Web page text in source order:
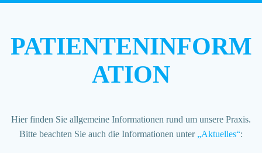
PATIENTENINFORM
ATION
Hier finden Sie allgemeine Informationen rund um unsere Praxis.
Bitte beachten Sie auch die Informationen unter „Aktuelles“: